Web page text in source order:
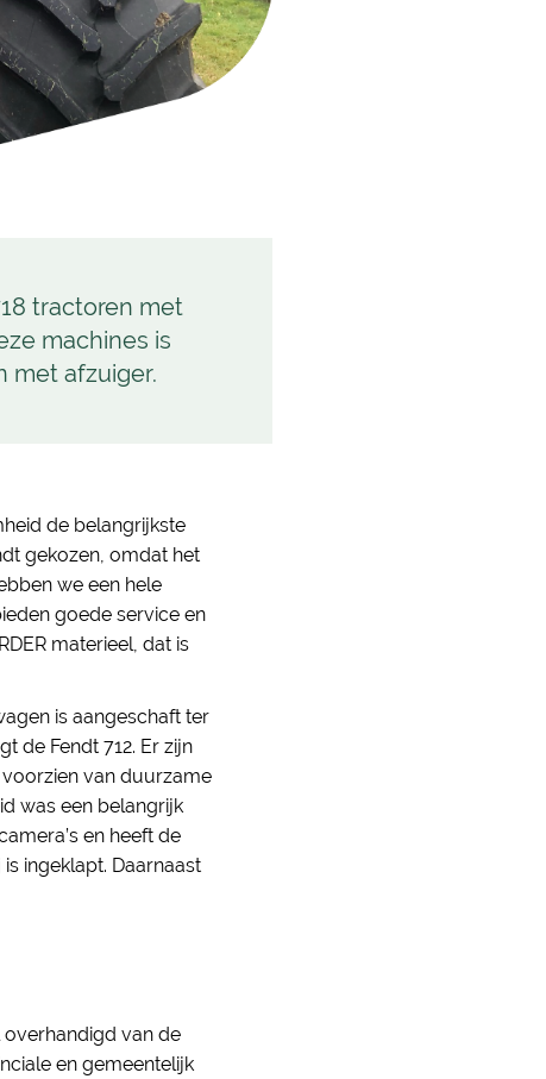
tractoren met
machines is
met afzuiger.
de belangrijkste
gekozen, omdat het
we een hele
goede service en
materieel, dat is
is aangeschaft ter
de Fendt 712. Er zijn
van duurzame
was een belangrijk
en heeft de
ingeklapt. Daarnaast
overhandigd van de
en gemeentelijk